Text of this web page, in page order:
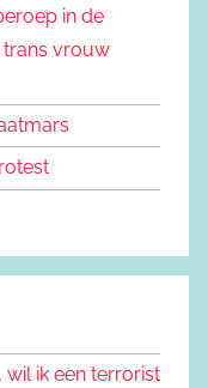
in de
trans vrouw
wil ik een terrorist